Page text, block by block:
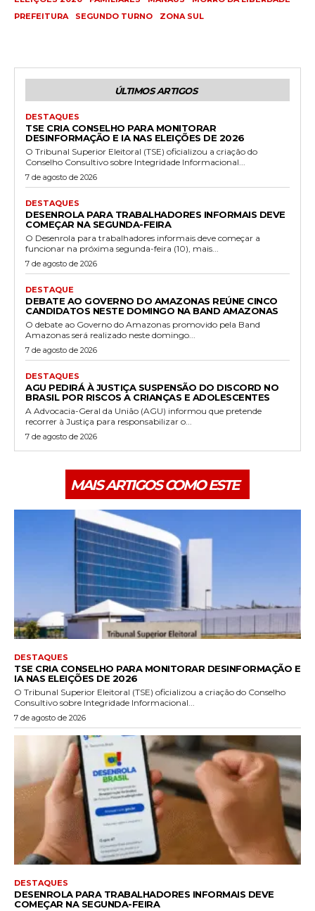
PREFEITURA
SEGUNDO TURNO ZONA SUL
ÚLTIMOS ARTIGOS
DESTAQUES
TSE CRIA CONSELHO PARA MONITORAR
DESINFORMAÇÃO E IA NAS ELEIÇÕES DE 2026
O Tribunal Superior Eleitoral (TSE) oficializou a criação do
Conselho Consultivo sobre Integridade Informacional...
7 de agosto de 2026
DESTAQUES
DESENROLA PARA TRABALHADORES INFORMAIS DEVE
COMEÇAR NA SEGUNDA-FEIRA
O Desenrola para trabalhadores informais deve começar a
funcionar na próxima segunda-feira (10), mais...
7 de agosto de 2026
DESTAQUE
DEBATE AO GOVERNO DO AMAZONAS REÚNE CINCO
CANDIDATOS NESTE DOMINGO NA BAND AMAZONAS
O debate ao Governo do Amazonas promovido pela Band
Amazonas será realizado neste domingo...
7 de agosto de 2026
DESTAQUES
AGU PEDIRÁ À JUSTIÇA SUSPENSÃO DO DISCORD NO
BRASIL POR RISCOS A CRIANÇAS E ADOLESCENTES
A Advocacia-Geral da União (AGU) informou que pretende
recorrer à Justiça para responsabilizar o...
7 de agosto de 2026
MAIS ARTIGOS COMO ESTE
DESTAQUES
TSE CRIA CONSELHO PARA MONITORAR DESINFORMAÇÃO E
IA NAS ELEIÇÕES DE 2026
O Tribunal Superior Eleitoral (TSE) oficializou a criação do Conselho
Consultivo sobre Integridade Informacional...
7 de agosto de 2026
DESTAQUES
DESENROLA PARA TRABALHADORES INFORMAIS DEVE
COMEÇAR NA SEGUNDA-FEIRA